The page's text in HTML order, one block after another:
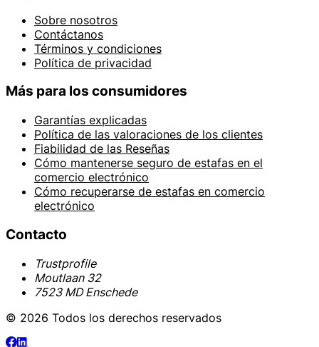
Sobre nosotros
Contáctanos
Términos y condiciones
Política de privacidad
Más para los consumidores
Garantías explicadas
Política de las valoraciones de los clientes
Fiabilidad de las Reseñas
Cómo mantenerse seguro de estafas en el
comercio electrónico
Cómo recuperarse de estafas en comercio
electrónico
Contacto
Trustprofile
Moutlaan 32
7523 MD Enschede
© 2026 Todos los derechos reservados